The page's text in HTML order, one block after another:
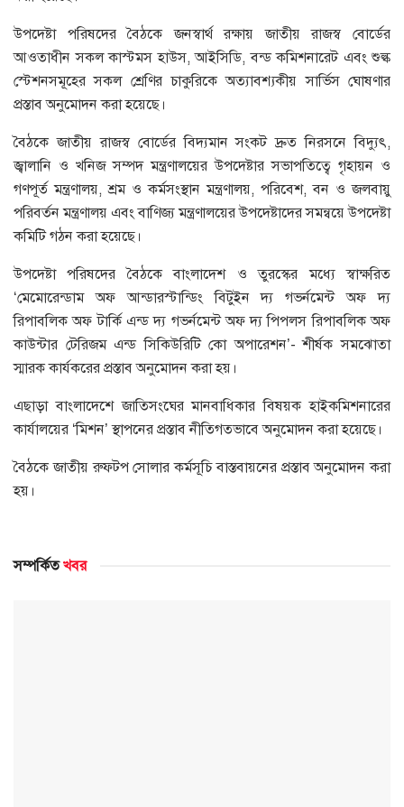
উপদেষ্টা পরিষদের বৈঠকে জনস্বার্থ রক্ষায় জাতীয় রাজস্ব বোর্ডের
আওতাধীন সকল কাস্টমস হাউস, আইসিডি, বন্ড কমিশনারেট এবং শুল্ক
স্টেশনসমূহের সকল শ্রেণির চাকুরিকে অত্যাবশ্যকীয় সার্ভিস ঘোষণার
প্রস্তাব অনুমোদন করা হয়েছে।
বৈঠকে জাতীয় রাজস্ব বোর্ডের বিদ্যমান সংকট দ্রুত নিরসনে বিদ্যুৎ,
জ্বালানি ও খনিজ সম্পদ মন্ত্রণালয়ের উপদেষ্টার সভাপতিত্বে গৃহায়ন ও
গণপূর্ত মন্ত্রণালয়, শ্রম ও কর্মসংস্থান মন্ত্রণালয়, পরিবেশ, বন ও জলবায়ু
পরিবর্তন মন্ত্রণালয় এবং বাণিজ্য মন্ত্রণালয়ের উপদেষ্টাদের সমন্বয়ে উপদেষ্টা
কমিটি গঠন করা হয়েছে।
উপদেষ্টা পরিষদের বৈঠকে বাংলাদেশ ও তুরস্কের মধ্যে স্বাক্ষরিত
‘মেমোরেন্ডাম অফ আন্ডারস্টান্ডিং বিটুইন দ্য গভর্নমেন্ট অফ দ্য
রিপাবলিক অফ টার্কি এন্ড দ্য গভর্নমেন্ট অফ দ্য পিপলস রিপাবলিক অফ
কাউন্টার টেরিজম এন্ড সিকিউরিটি কো অপারেশন’- শীর্ষক সমঝোতা
স্মারক কার্যকরের প্রস্তাব অনুমোদন করা হয়।
এছাড়া বাংলাদেশে জাতিসংঘের মানবাধিকার বিষয়ক হাইকমিশনারের
কার্যালয়ের ‘মিশন’ স্থাপনের প্রস্তাব নীতিগতভাবে অনুমোদন করা হয়েছে।
বৈঠকে জাতীয় রুফটপ সোলার কর্মসূচি বাস্তবায়নের প্রস্তাব অনুমোদন করা
হয়।
সম্পর্কিতখবর